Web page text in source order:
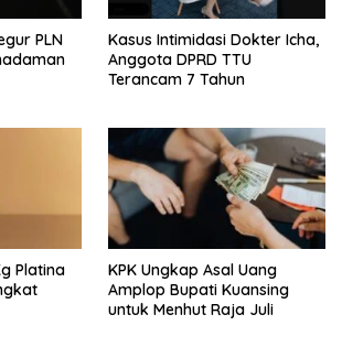
PLN
Kasus Intimidasi Dokter Icha,
Anggota DPRD TTU
Terancam 7 Tahun
Platina
KPK Ungkap Asal Uang
Amplop Bupati Kuansing
untuk Menhut Raja Juli